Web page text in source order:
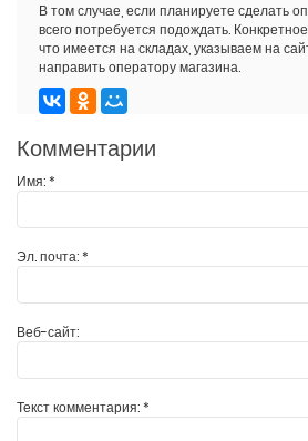
В том случае, если планируете сделать
всего потребуется подождать.
что имеется на складах, указываем на
направить оператору магазина.
Комментарии
Имя:*
Эл. почта:*
Веб-сайт:
Текст комментария:*